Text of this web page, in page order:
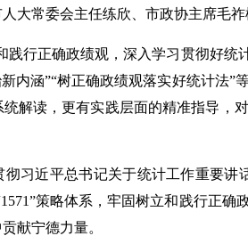
大常委会主任练欣、市政协主席毛
践行正确政绩观，深入学习贯彻好统
内涵”“树正确政绩观落实好统计法
解读，更有实践层面的精准指导，
习近平总书记关于统计工作重要讲
策略体系，牢固树立和践行正
献宁德力量。